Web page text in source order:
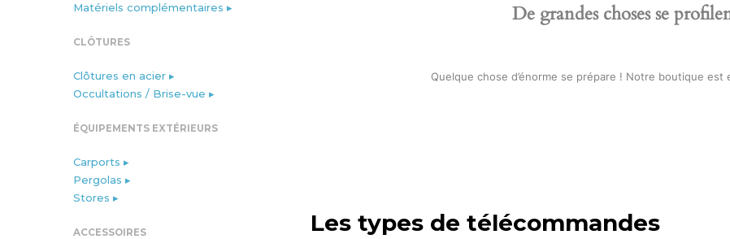
De grandes choses se
Quelque chose d’énorme se prépare ! Notre boutique
Les types de télécommandes
Matériels complémentaires ▸
CLÔTURES
Clôtures en acier ▸
Occultations / Brise-vue ▸
ÉQUIPEMENTS EXTÉRIEURS
Carports ▸
Pergolas ▸
Stores ▸
ACCESSOIRES